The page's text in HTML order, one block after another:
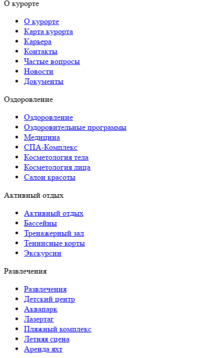
О курорте
О курорте
Карта курорта
Карьера
Контакты
Частые вопросы
Новости
Документы
Оздоровление
Оздоровление
Оздоровительные программы
Медицина
СПА-Комплекс
Косметология тела
Косметология лица
Салон красоты
Активный отдых
Активный отдых
Бассейны
Тренажерный зал
Теннисные корты
Экскурсии
Развлечения
Развлечения
Детский центр
Аквапарк
Лазертаг
Пляжный комплекс
Летняя сцена
Аренда яхт